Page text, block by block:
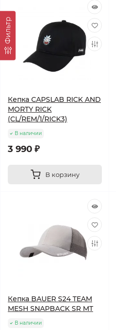
Фильтр
Кепка CAPSLAB RICK AND
MORTY RICK
(CL/REM/1/RICK3)
В наличии
3 990 ₽
В корзину
Кепка BAUER S24 TEAM
MESH SNAPBACK SR MT
В наличии